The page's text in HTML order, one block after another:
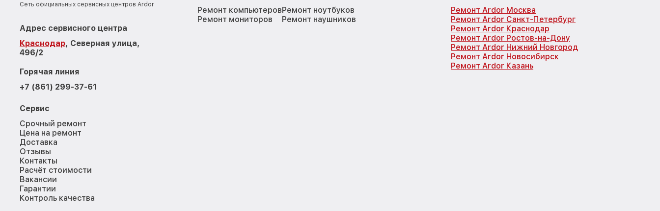
Сеть официальных сервисных центров Ardor
Адрес сервисного центра
Краснодар, Северная улица,
496/2
Горячая линия
+7 (861) 299-37-61
Сервис
Срочный ремонт
Цена на ремонт
Доставка
Отзывы
Контакты
Расчёт стоимости
Вакансии
Гарантии
Контроль качества
Ремонт компьютеров
Ремонт мониторов
Ремонт ноутбуков
Ремонт наушников
Ремонт Ardor Москва
Ремонт Ardor Санкт-Петербург
Ремонт Ardor Краснодар
Ремонт Ardor Ростов-на-Дону
Ремонт Ardor Нижний Новгород
Ремонт Ardor Новосибирск
Ремонт Ardor Казань